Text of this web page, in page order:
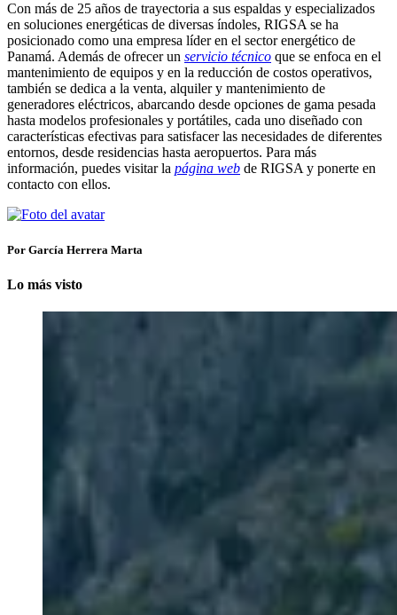
Con más de 25 años de trayectoria a sus espaldas y especializados
en soluciones energéticas de diversas índoles, RIGSA se ha
posicionado como una empresa líder en el sector energético de
Panamá. Además de ofrecer un servicio técnico que se enfoca en el
mantenimiento de equipos y en la reducción de costos operativos,
también se dedica a la venta, alquiler y mantenimiento de
generadores eléctricos, abarcando desde opciones de gama pesada
hasta modelos profesionales y portátiles, cada uno diseñado con
características efectivas para satisfacer las necesidades de diferentes
entornos, desde residencias hasta aeropuertos. Para más
información, puedes visitar la página web de RIGSA y ponerte en
contacto con ellos.
Por García Herrera Marta
Lo más visto